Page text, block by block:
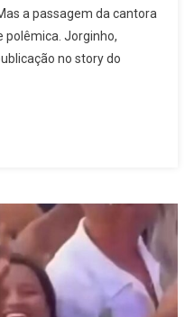
a passagem da cantora
polêmica. Jorginho,
no story do